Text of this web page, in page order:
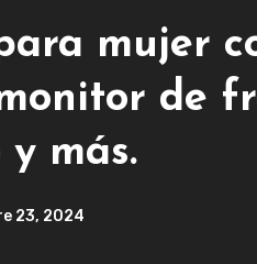
mujer
de
más.
23, 2024